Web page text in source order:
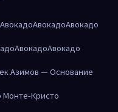
АвокадоАвокадоАвокадо
АвокадоАвокадо
Азимов — Основание
Кристо